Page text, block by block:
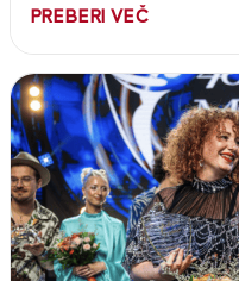
PREBERI VEČ